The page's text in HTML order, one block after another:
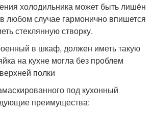
холодильника может быть лишён
любом случае гармонично впишется
стеклянную створку.
в шкаф, должен иметь такую
на кухне могла без проблем
полки
под кухонный
преимущества: